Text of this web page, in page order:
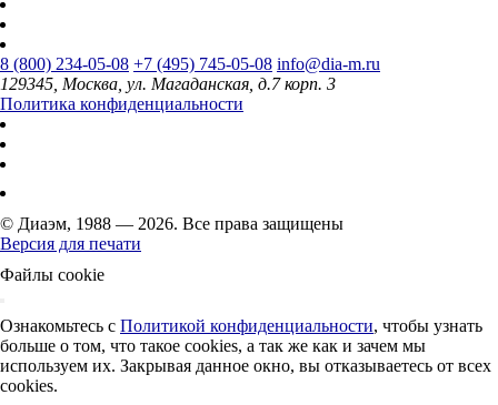
8 (800) 234-05-08 +7 (495) 745-05-08 info@dia-m.ru
129345, Москва, ул. Магаданская, д.7 корп. 3
Политика конфиденциальности
© Диаэм, 1988 — 2026. Все права защищены
Версия для печати
Файлы cookie
Ознакомьтесь с Политикой конфиденциальности, чтобы узнать
больше о том, что такое cookies, а так же как и зачем мы
используем их. Закрывая данное окно, вы отказываетесь от всех
cookies.